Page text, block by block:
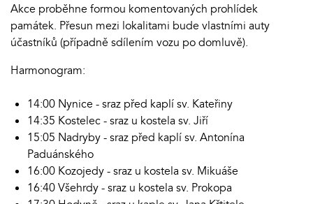
Akce proběhne formou komentovaných prohlídek
památek. Přesun mezi lokalitami bude vlastními auty
účastníků (případně sdílením vozu po domluvě).
Harmonogram:
14:00 Nynice - sraz před kaplí sv. Kateřiny
14:35 Kostelec - sraz u kostela sv. Jiří
15:05 Nadryby - sraz před kaplí sv. Antonína
Paduánského
16:00 Kozojedy - sraz u kostela sv. Mikuáše
16:40 Všehrdy - sraz u kostela sv. Prokopa